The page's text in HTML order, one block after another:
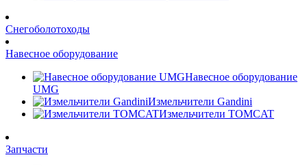
Снегоболотоходы
Навесное оборудование
Навесное оборудование
UMG
Измельчители Gandini
Измельчители TOMCAT
Запчасти